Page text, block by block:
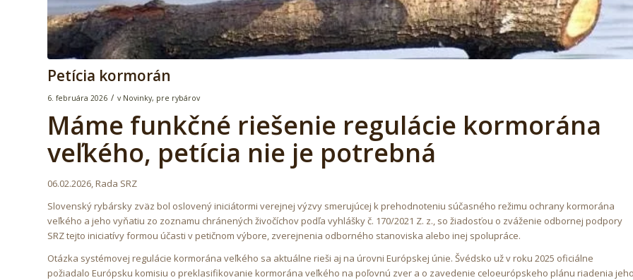
Petícia kormorán
6. februára 2026 / v Novinky, pre rybárov
Máme funkčné riešenie regulácie kormorána
veľkého, petícia nie je potrebná
06.02.2026, Rada SRZ
Slovenský rybársky zväz bol oslovený iniciátormi verejnej výzvy smerujúcej k prehodnoteniu súčasného režimu ochrany kormorána
veľkého a jeho vyňatiu zo zoznamu chránených živočíchov podľa vyhlášky č. 170/2021 Z. z., so žiadosťou o zváženie odbornej podpory
SRZ tejto iniciatívy formou účasti v petičnom výbore, zverejnenia odborného stanoviska alebo inej spolupráce.
Otázka systémovej regulácie kormorána veľkého sa aktuálne rieši aj na úrovni Európskej únie. Švédsko už v roku 2025 oficiálne
požiadalo Európsku komisiu o preklasifikovanie kormorána veľkého na poľovnú zver a o zavedenie celoeurópskeho plánu riadenia